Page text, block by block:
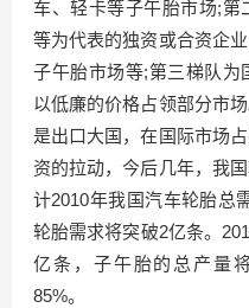
车、轻卡等子午胎市场;第
等为代表的独资或合资企
子午胎市场等;第三梯队为
以低廉的价格占领部分市
是出口大国，在国际市场
资的拉动，今后几年，我
计2010年我国汽车轮胎总
轮胎需求将突破2亿条。
亿条，子午胎的总产量
85%。